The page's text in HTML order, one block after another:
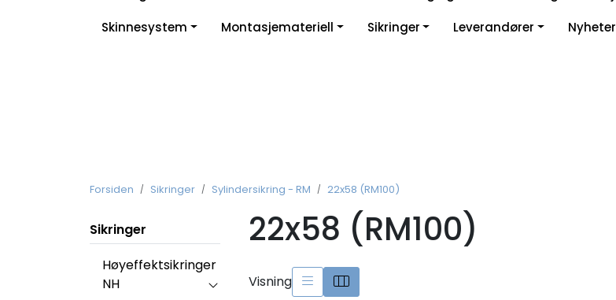
Skinnesystem
Montasjemateriell Sikringer Leverandører Nyheter
Forsiden Sikringer Sylindersikring - RM 22x58 (RM100)
Sikringer
Høyeffektsikringer
NH
22x58 (RM100)
Visning